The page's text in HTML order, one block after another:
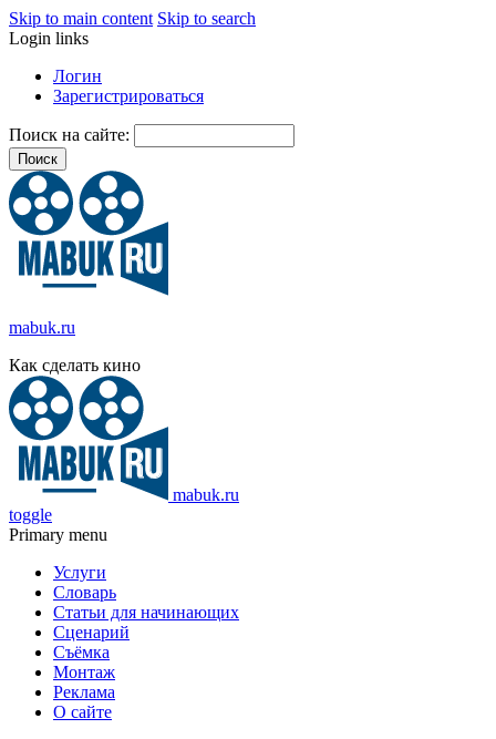
Skip to main content Skip to search
Login links
Логин
Зарегистрироваться
Поиск на сайте:
mabuk.ru
Как сделать кино
mabuk.ru
toggle
Primary menu
Услуги
Словарь
Статьи для начинающих
Сценарий
Съёмка
Монтаж
Реклама
О сайте